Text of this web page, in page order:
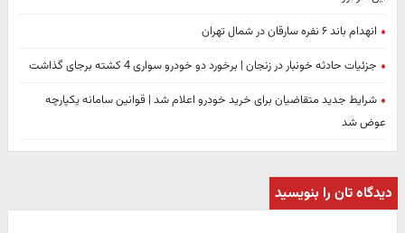
انهدام باند ۶ نفره سارقان در شمال تهران
جزئیات حادثه خونبار در زنجان | برخورد دو خودرو سواری 4 کشته برجای گذاشت
شرایط جدید متقاضیان برای خرید خودرو اعلام شد | قوانین سامانه یکپارچه
عوض شد
دیدگاه تان را بنویسید